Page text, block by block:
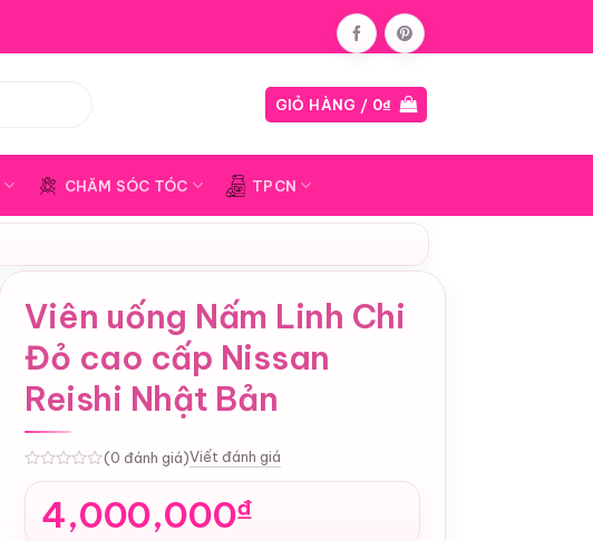
GIỎ HÀNG / 0₫
CHĂM SÓC TÓC TPCN
Viên uống Nấm Linh Chi
Đỏ cao cấp Nissan
Reishi Nhật Bản
(0 đánh giá)Viết đánh giá
4,000,000₫